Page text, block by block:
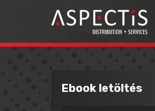
Ebook letöltés